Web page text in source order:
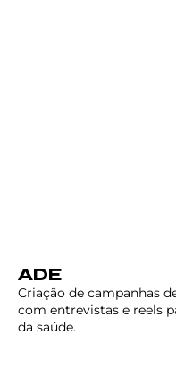
ADE
Criação de campanhas
com entrevistas e reels
da saúde.